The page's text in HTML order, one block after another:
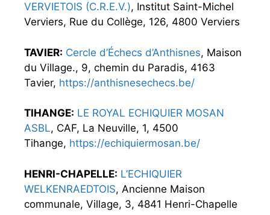
VERVIETOIS (C.R.E.V.), Institut Saint-Michel
Verviers, Rue du Collège, 126, 4800 Verviers
TAVIER: Cercle d’Échecs d’Anthisnes, Maison
du Village., 9, chemin du Paradis, 4163
Tavier, https://anthisnesechecs.be/
TIHANGE: LE ROYAL ECHIQUIER MOSAN
ASBL, CAF, La Neuville, 1, 4500
Tihange, https://echiquiermosan.be/
HENRI-CHAPELLE: L’ECHIQUIER
WELKENRAEDTOIS, Ancienne Maison
communale, Village, 3, 4841 Henri-Chapelle